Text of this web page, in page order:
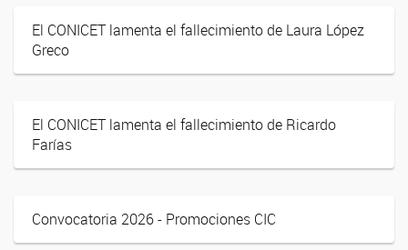
El CONICET lamenta el fallecimiento de Laura López
Greco
El CONICET lamenta el fallecimiento de Ricardo
Farías
Convocatoria 2026 - Promociones CIC